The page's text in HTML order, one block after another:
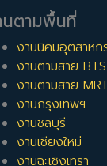
นตามพื้นที่
งานนิคมอุตสาหก
งานตามสาย BTS
งานตามสาย MRT
งานกรุงเทพฯ
งานชลบุรี
งานเชียงใหม่
งานฉะเชิงเทรา